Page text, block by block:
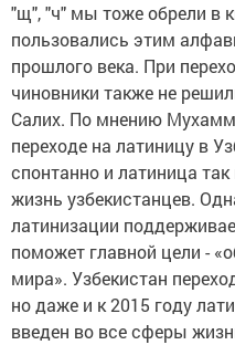
"щ", "ч" мы тоже обрели в
пользовались этим
прошлого века. При
чиновники также не
Салих. По мнению
переходе на латиницу в
спонтанно и латиница
жизнь узбекистанцев.
латинизации
поможет главной цели -
мира». Узбекистан
но даже и к 2015 году
введен во все сферы